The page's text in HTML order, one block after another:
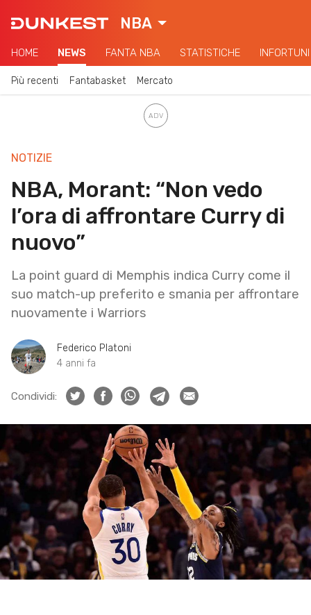
NBA
HOME NEWS FANTA NBA STATISTICHE INFORTUNI
Più recenti Fantabasket Mercato
NOTIZIE
NBA, Morant: “Non vedo
l’ora di affrontare Curry di
nuovo”
La point guard di Memphis indica Curry come il
suo match-up preferito e smania per affrontare
nuovamente i Warriors
Federico Platoni
4 anni fa
Condividi: